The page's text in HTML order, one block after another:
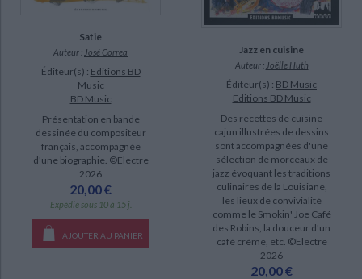
Satie
Auteur : José Correa
Éditeur(s) : Editions BD
Music
BD Music
Présentation en bande
dessinée du compositeur
français, accompagnée
d'une biographie. ©Electre
2026
20,00 €
Expédié sous 10 à 15 j.
AJOUTER AU PANIER
Jazz en cuisine
Auteur : Joëlle Huth
Éditeur(s) : BD Music
Editions BD Music
Des recettes de cuisine
cajun illustrées de dessins
sont accompagnées d'une
sélection de morceaux de
jazz évoquant les traditions
culinaires de la Louisiane,
les lieux de convivialité
comme le Smokin' Joe Café
des Robins, la douceur d'un
café crème, etc. ©Electre
2026
20,00 €